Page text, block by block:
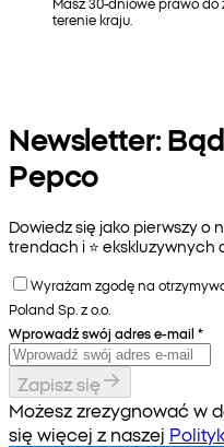
terenie kraju.
Newsletter:
Pepco
Dowiedz się jako pierwszy
trendach i ⭐️ ekskluzywnych
Wyrażam zgodę na
Poland Sp. z o.o.
Wprowadź swój adres e-mail *
Zapisz się
Możesz zrezygnować w
się więcej z naszej